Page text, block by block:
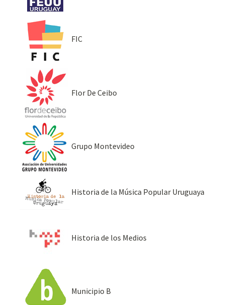
FIC
Flor De Ceibo
Grupo Montevideo
Historia de la Música Popular Uruguaya
Historia de los Medios
Municipio B